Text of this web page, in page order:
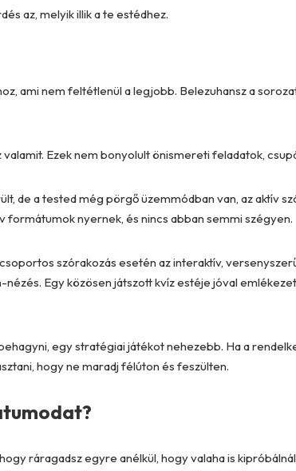
az, melyik illik a te estédhez.
ami nem feltétlenül a legjobb. Belezuhansz a
Ezek nem bonyolult önismereti feladatok,
de a tested még pörgő üzemmódban van, az aktív
formátumok nyernek, és nincs abban semmi szégyen.
szórakozás esetén az interaktív,
Egy közösen játszott kvíz estéje jóval
egy stratégiai játékot nehezebb. Ha a
hogy ne maradj félúton és feszülten.
ráragadsz egyre anélkül, hogy valaha is